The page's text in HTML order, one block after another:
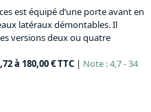
est équipé d’une porte avant en
latéraux démontables. Il
versions deux ou quatre
à 180,00 € TTC | Note : 4,7 - 34